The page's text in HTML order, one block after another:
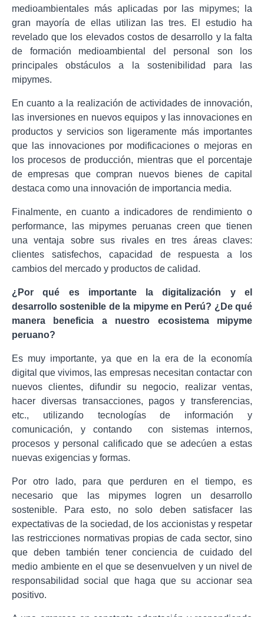
medioambientales más aplicadas por las mipymes; la
gran mayoría de ellas utilizan las tres. El estudio ha
revelado que los elevados costos de desarrollo y la falta
de formación medioambiental del personal son los
principales obstáculos a la sostenibilidad para las
mipymes.
En cuanto a la realización de actividades de innovación,
las inversiones en nuevos equipos y las innovaciones en
productos y servicios son ligeramente más importantes
que las innovaciones por modificaciones o mejoras en
los procesos de producción, mientras que el porcentaje
de empresas que compran nuevos bienes de capital
destaca como una innovación de importancia media.
Finalmente, en cuanto a indicadores de rendimiento o
performance, las mipymes peruanas creen que tienen
una ventaja sobre sus rivales en tres áreas claves:
clientes satisfechos, capacidad de respuesta a los
cambios del mercado y productos de calidad.
¿Por qué es importante la digitalización y el
desarrollo sostenible de la mipyme en Perú? ¿De qué
manera beneficia a nuestro ecosistema mipyme
peruano?
Es muy importante, ya que en la era de la economía
digital que vivimos, las empresas necesitan contactar con
nuevos clientes, difundir su negocio, realizar ventas,
hacer diversas transacciones, pagos y transferencias,
etc., utilizando tecnologías de información y
comunicación, y contando con sistemas internos,
procesos y personal calificado que se adecúen a estas
nuevas exigencias y formas.
Por otro lado, para que perduren en el tiempo, es
necesario que las mipymes logren un desarrollo
sostenible. Para esto, no solo deben satisfacer las
expectativas de la sociedad, de los accionistas y respetar
las restricciones normativas propias de cada sector, sino
que deben también tener conciencia de cuidado del
medio ambiente en el que se desenvuelven y un nivel de
responsabilidad social que haga que su accionar sea
positivo.